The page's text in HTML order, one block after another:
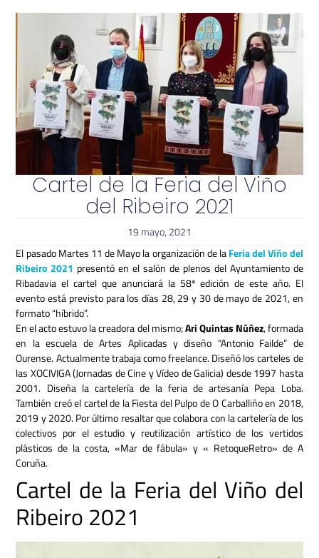
Cartel de la Feria del Viño
del Ribeiro 2021
19 mayo, 2021
El pasado Martes 11 de Mayo la organización de laFeria del Viño del
Ribeiro 2021 presentó en el salón de plenos del Ayuntamiento de
Ribadavia el cartel que anunciará la 58ª edición de este año. El
evento está previsto para los días 28, 29 y 30 de mayo de 2021, en
formato “híbrido”.
En el acto estuvo la creadora del mismo;Ari Quintas Núñez, formada
en la escuela de Artes Aplicadas y diseño “Antonio Failde” de
Ourense. Actualmente trabaja como freelance. Diseñó los carteles de
las XOCIVIGA (Jornadas de Cine y Vídeo de Galicia) desde 1997 hasta
2001. Diseña la cartelería de la feria de artesanía Pepa Loba.
También creó el cartel de la Fiesta del Pulpo de O Carballiño en 2018,
2019 y 2020. Por último resaltar que colabora con la cartelería de los
colectivos por el estudio y reutilización artístico de los vertidos
plásticos de la costa, «Mar de fábula» y « RetoqueRetro» de A
Coruña.
Cartel de la Feria del Viño del
Ribeiro 2021